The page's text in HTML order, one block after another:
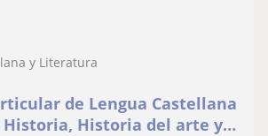
y Literatura
de Lengua Castellana
Historia del arte y